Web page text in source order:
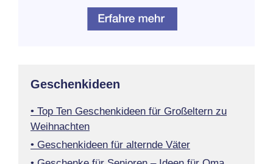
Geschenkideen
• Top Ten Geschenkideen für Großeltern zu
Weihnachten
• Geschenkideen für alternde Väter